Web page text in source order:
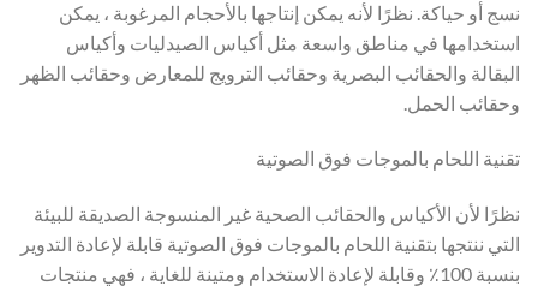
نسج أو حياكة. نظرًا لأنه يمكن إنتاجها بالأحجام المرغوبة ، يمكن
استخدامها في مناطق واسعة مثل أكياس الصيدليات وأكياس
البقالة والحقائب البصرية وحقائب الترويج للمعارض وحقائب الظهر
وحقائب الحمل.
تقنية اللحام بالموجات فوق الصوتية
نظرًا لأن الأكياس والحقائب الصحية غير المنسوجة الصديقة للبيئة
التي ننتجها بتقنية اللحام بالموجات فوق الصوتية قابلة لإعادة التدوير
بنسبة 100٪ وقابلة لإعادة الاستخدام ومتينة للغاية ، فهي منتجات